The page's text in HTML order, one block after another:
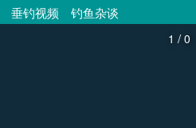
垂钓视频 钓鱼杂谈
1 / 0